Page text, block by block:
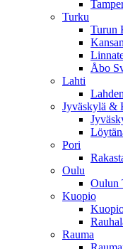
Turku
Turun
Åbo
Lahti
Jyväskylä &
Pori
Oulu
Oulun
Kuopio
Rauma